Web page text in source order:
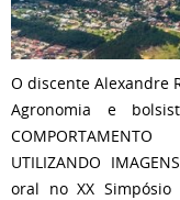
O discente Alexandre
Agronomia e
UTILIZANDO
oral no XX Simpósio